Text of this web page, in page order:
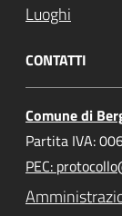
Luoghi
CONTATTI
Comune di
Partita IVA:
PEC: